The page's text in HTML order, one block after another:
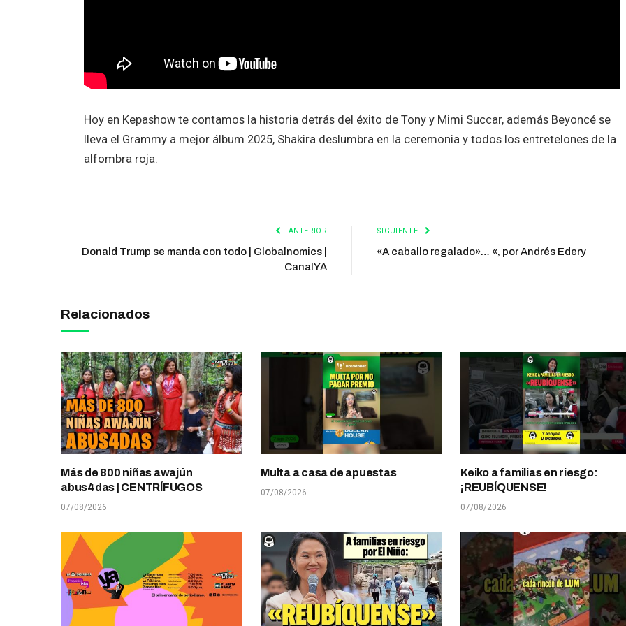
Hoy en Kepashow te contamos la historia detrás del éxito de Tony y Mimi Succar, además Beyoncé se
lleva el Grammy a mejor álbum 2025, Shakira deslumbra en la ceremonia y todos los entretelones de la
alfombra roja.
ANTERIOR
Donald Trump se manda con todo | Globalnomics |
CanalYA
SIGUIENTE
«A caballo regalado»… «, por Andrés Edery
Relacionados
Más de 800 niñas awajún
abus4das | CENTRÍFUGOS
07/08/2026
Multa a casa de apuestas
07/08/2026
Keiko a familias en riesgo:
¡REUBÍQUENSE!
07/08/2026